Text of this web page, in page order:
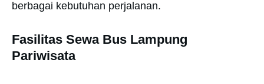
berbagai kebutuhan perjalanan.
Fasilitas Sewa Bus Lampung
Pariwisata